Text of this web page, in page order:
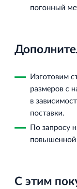
погонный
Изготовим
размеров с
в
поставки.
По запросу
повышенной
С этим